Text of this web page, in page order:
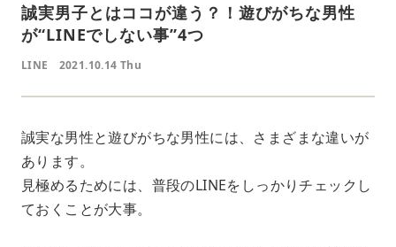
誠実男子とはココが違う？！遊びがちな男性
が“LINEでしない事”4つ
LINE 2021.10.14 Thu
誠実な男性と遊びがちな男性には、さまざまな違いが
あります。
見極めるためには、普段のLINEをしっかりチェックし
ておくことが大事。